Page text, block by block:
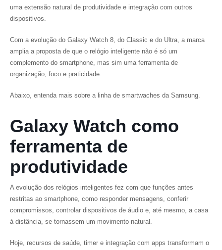
uma extensão natural de produtividade e integração com outros
dispositivos.
Com a evolução do Galaxy Watch 8, do Classic e do Ultra, a marca
amplia a proposta de que o relógio inteligente não é só um
complemento do smartphone, mas sim uma ferramenta de
organização, foco e praticidade.
Abaixo, entenda mais sobre a linha de smartwaches da Samsung.
Galaxy Watch como
ferramenta de
produtividade
A evolução dos relógios inteligentes fez com que funções antes
restritas ao smartphone, como responder mensagens, conferir
compromissos, controlar dispositivos de áudio e, até mesmo, a casa
à distância, se tornassem um movimento natural.
Hoje, recursos de saúde, timer e integração com apps transformam o